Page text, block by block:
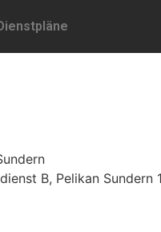
B, Pelikan Sundern